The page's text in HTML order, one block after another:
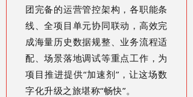
团完备的运营管控架构 ，各职能条
线、全项目单元协同联动，高效完
成海量历史数据规整、业务流程适
配、场景落地调试等重点工作，为
项目推进提供“加速剂”，让这场数
字化升级之旅堪称“畅快”。